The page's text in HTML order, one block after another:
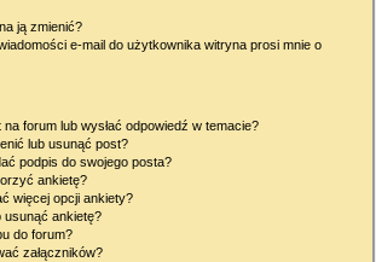
ją zmienić?
e-mail do użytkownika witryna prosi mnie o
forum lub wysłać odpowiedź w temacie?
lub usunąć post?
podpis do swojego posta?
ankietę?
więcej opcji ankiety?
usunąć ankietę?
do forum?
załączników?